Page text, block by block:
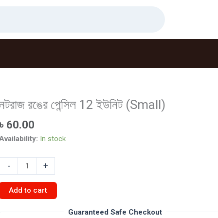
রঙের পেন্সিল 12 ইউনিট (Small)
60.00
In stock
- +
Add to cart
Guaranteed Safe Checkout